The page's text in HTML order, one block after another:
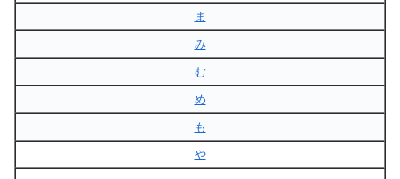
ま
み
む
め
も
や